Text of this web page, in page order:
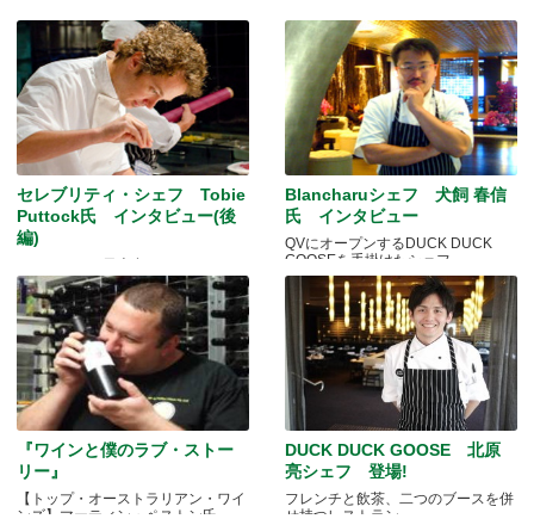
セレブリティ・シェフ Tobie
Puttock氏 インタビュー(後
編)
もしかすると日本食のシェフになっ
ていた！？
Blancharuシェフ 犬飼 春信
氏 インタビュー
QVにオープンするDUCK DUCK
GOOSEを手掛けたシェフ
『ワインと僕のラブ・ストー
リー』
【トップ・オーストラリアン・ワイ
ンズ】マーティン・ペストン氏
DUCK DUCK GOOSE 北原
亮シェフ 登場!
フレンチと飲茶、二つのブースを併
せ持つレストラン